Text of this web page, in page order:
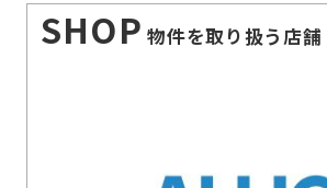
SHOP 物件を取り扱う店舗